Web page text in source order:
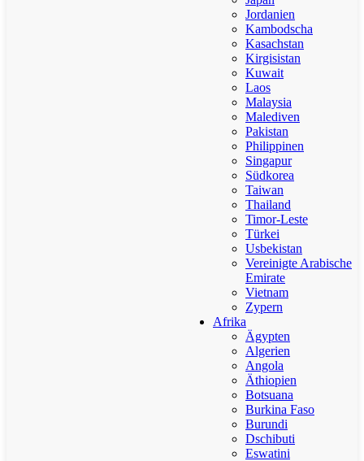
Jordanien
Kambodscha
Kasachstan
Kirgisistan
Kuwait
Laos
Malaysia
Malediven
Pakistan
Philippinen
Singapur
Südkorea
Taiwan
Thailand
Timor-Leste
Türkei
Usbekistan
Vereinigte Arabische
Emirate
Vietnam
Zypern
Afrika
Ägypten
Algerien
Angola
Äthiopien
Botsuana
Burkina Faso
Burundi
Dschibuti
Eswatini